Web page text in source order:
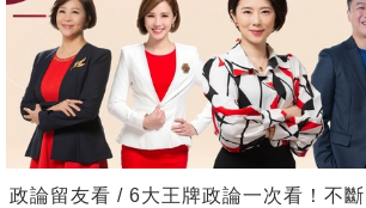
政論留友看 / 6大王牌政論一次看！不